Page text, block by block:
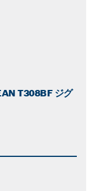
T308BF ジグ